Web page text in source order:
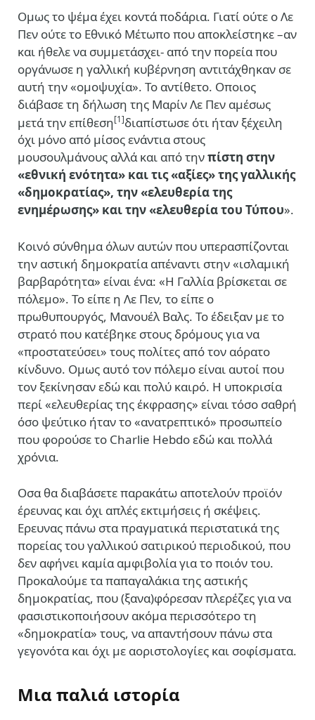
Ομως το ψέμα έχει κοντά ποδάρια. Γιατί ούτε ο Λε
Πεν ούτε το Εθνικό Μέτωπο που αποκλείστηκε –αν
και ήθελε να συμμετάσχει- από την πορεία που
οργάνωσε η γαλλική κυβέρνηση αντιτάχθηκαν σε
αυτή την «ομοψυχία». Το αντίθετο. Οποιος
διάβασε τη δήλωση της Μαρίν Λε Πεν αμέσως
μετά την επίθεση[1]διαπίστωσε ότι ήταν ξέχειλη
όχι μόνο από μίσος ενάντια στους
μουσουλμάνους αλλά και από τηνπίστη στην
«εθνική ενότητα» και τις «αξίες» της γαλλικής
«δημοκρατίας», την «ελευθερία της
ενημέρωσης» και την «ελευθερία του Τύπου».
Κοινό σύνθημα όλων αυτών που υπερασπίζονται
την αστική δημοκρατία απέναντι στην «ισλαμική
βαρβαρότητα» είναι ένα: «Η Γαλλία βρίσκεται σε
πόλεμο». Το είπε η Λε Πεν, το είπε ο
πρωθυπουργός, Μανουέλ Βαλς. Το έδειξαν με το
στρατό που κατέβηκε στους δρόμους για να
«προστατεύσει» τους πολίτες από τον αόρατο
κίνδυνο. Ομως αυτό τον πόλεμο είναι αυτοί που
τον ξεκίνησαν εδώ και πολύ καιρό. Η υποκρισία
περί «ελευθερίας της έκφρασης» είναι τόσο σαθρή
όσο ψεύτικο ήταν το «ανατρεπτικό» προσωπείο
που φορούσε το Charlie Hebdo εδώ και πολλά
χρόνια.
Οσα θα διαβάσετε παρακάτω αποτελούν προϊόν
έρευνας και όχι απλές εκτιμήσεις ή σκέψεις.
Ερευνας πάνω στα πραγματικά περιστατικά της
πορείας του γαλλικού σατιρικού περιοδικού, που
δεν αφήνει καμία αμφιβολία για το ποιόν του.
Προκαλούμε τα παπαγαλάκια της αστικής
δημοκρατίας, που (ξανα)φόρεσαν πλερέζες για να
φασιστικοποιήσουν ακόμα περισσότερο τη
«δημοκρατία» τους, να απαντήσουν πάνω στα
γεγονότα και όχι με αοριστολογίες και σοφίσματα.
Μια παλιά ιστορία